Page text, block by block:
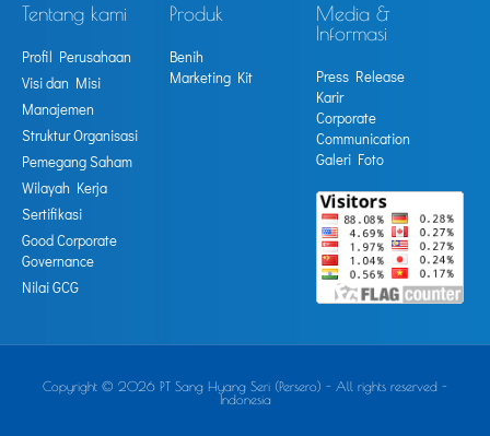
Tentang kami
Profil Perusahaan
Visi dan Misi
Manajemen
Struktur Organisasi
Pemegang Saham
Wilayah Kerja
Sertifikasi
Good Corporate
Governance
Nilai GCG
Produk
Benih
Marketing Kit
Media &
Informasi
Press Release
Karir
Corporate
Communication
Galeri Foto
Copyright © 2026 PT Sang Hyang Seri (Persero) - All rights reserved -
Indonesia